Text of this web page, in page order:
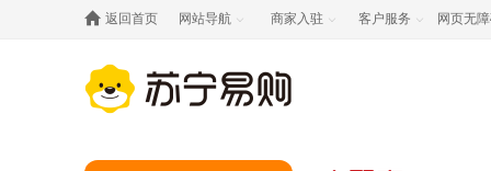
 返回首页 网站导航  商家入驻  客户服务  网页无